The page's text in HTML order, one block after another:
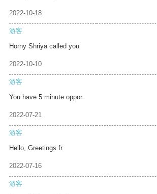
2022-10-18
游客
Horny Shriya called you
2022-10-10
游客
You have 5 minute oppor
2022-07-21
游客
Hello, Greetings fr
2022-07-16
游客